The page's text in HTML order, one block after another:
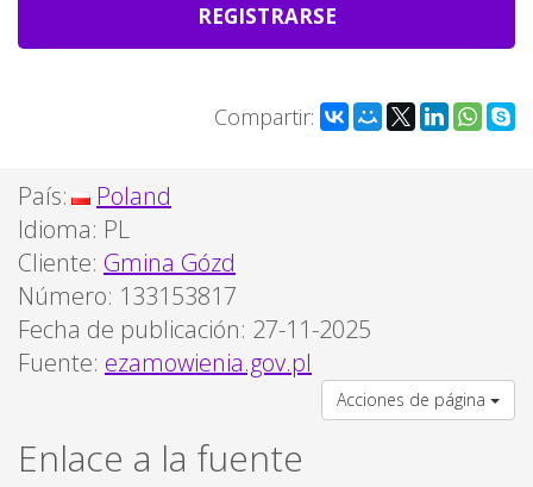
REGISTRARSE
Compartir:
País:
Poland
Idioma: PL
Cliente: Gmina Gózd
Número: 133153817
Fecha de publicación: 27-11-2025
Fuente: ezamowienia.gov.pl
Acciones de página
Enlace a la fuente